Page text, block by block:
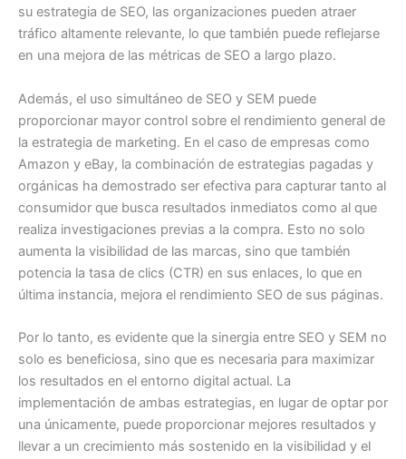
su estrategia de SEO, las organizaciones pueden atraer
tráfico altamente relevante, lo que también puede reflejarse
en una mejora de las métricas de SEO a largo plazo.
Además, el uso simultáneo de SEO y SEM puede
proporcionar mayor control sobre el rendimiento general de
la estrategia de marketing. En el caso de empresas como
Amazon y eBay, la combinación de estrategias pagadas y
orgánicas ha demostrado ser efectiva para capturar tanto al
consumidor que busca resultados inmediatos como al que
realiza investigaciones previas a la compra. Esto no solo
aumenta la visibilidad de las marcas, sino que también
potencia la tasa de clics (CTR) en sus enlaces, lo que en
última instancia, mejora el rendimiento SEO de sus páginas.
Por lo tanto, es evidente que la sinergia entre SEO y SEM no
solo es beneficiosa, sino que es necesaria para maximizar
los resultados en el entorno digital actual. La
implementación de ambas estrategias, en lugar de optar por
una únicamente, puede proporcionar mejores resultados y
llevar a un crecimiento más sostenido en la visibilidad y el